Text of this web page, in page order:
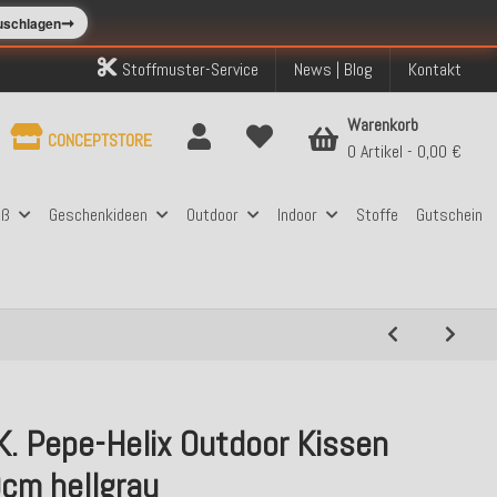
➞
Stoffmuster-Service News | Blog Kontakt
Geschenkideen Outdoor Indoor Stoffe Gutschein
CONCEPTSTORE
Warenkorb
0 Artikel
0,00 €
Pepe-Helix Outdoor Kissen
hellgrau